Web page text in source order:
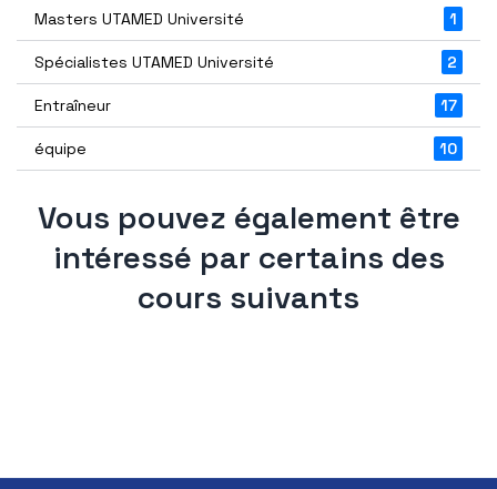
Masters UTAMED Université 1
Spécialistes UTAMED Université 2
Entraîneur 17
équipe 10
Vous pouvez également être
intéressé par certains des
cours suivants